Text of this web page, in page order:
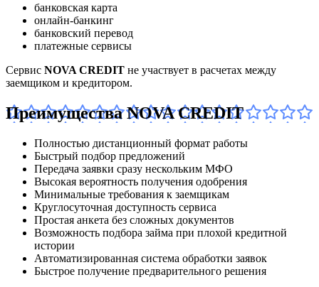
банковская карта
онлайн-банкинг
банковский перевод
платежные сервисы
Сервис NOVA CREDIT не участвует в расчетах между
заемщиком и кредитором.
Преимущества NOVA CREDIT
Полностью дистанционный формат работы
Быстрый подбор предложений
Передача заявки сразу нескольким МФО
Высокая вероятность получения одобрения
Минимальные требования к заемщикам
Круглосуточная доступность сервиса
Простая анкета без сложных документов
Возможность подбора займа при плохой кредитной
истории
Автоматизированная система обработки заявок
Быстрое получение предварительного решения